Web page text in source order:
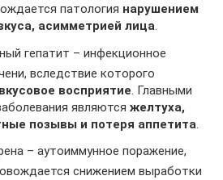
патология нарушением
асимметрией лица.
гепатит – инфекционное
вследствие которого
восприятие . Главными
являются желтуха,
позывы и потеря аппетита
– аутоиммунное поражение,
снижением выработки